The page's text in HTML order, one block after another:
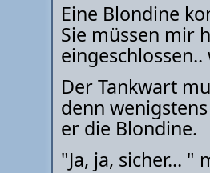
Eine Blondine
Sie müssen mir
eingeschlossen..
Der Tankwart
denn
er die Blondine.
"Ja, ja, sicher... "